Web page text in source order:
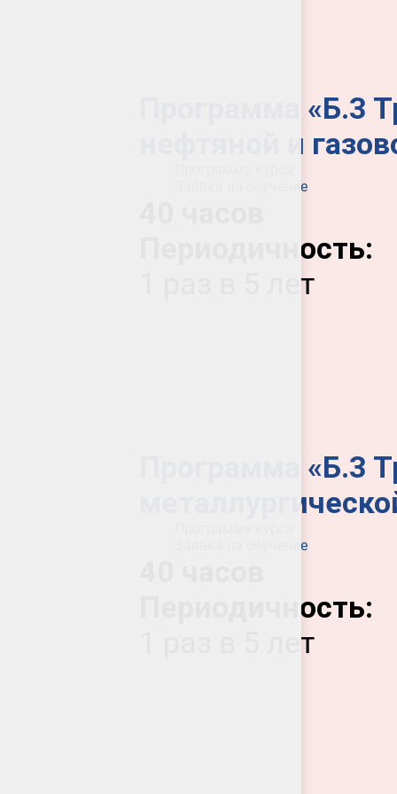
Программа «Б.3
нефтяной и
Заявка на обучение
Периодичность:
1 раз в 5 лет
Программа «Б.3
Заявка на обучение
Периодичность:
1 раз в 5 лет